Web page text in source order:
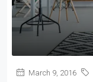
March 9, 2016